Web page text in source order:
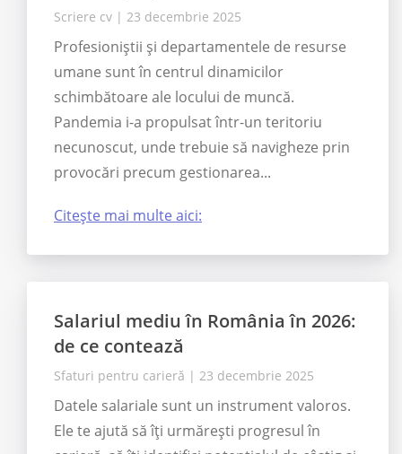
Scriere cv | 23 decembrie 2025
Profesioniștii și departamentele de resurse
umane sunt în centrul dinamicilor
schimbătoare ale locului de muncă.
Pandemia i-a propulsat într-un teritoriu
necunoscut, unde trebuie să navigheze prin
provocări precum gestionarea...
Citește mai multe aici:
Salariul mediu în România în 2026:
de ce contează
Sfaturi pentru carieră | 23 decembrie 2025
Datele salariale sunt un instrument valoros.
Ele te ajută să îți urmărești progresul în